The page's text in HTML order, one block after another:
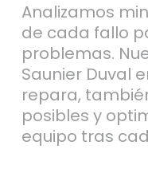
Analizamos
de cada fallo
problemas.
Saunier Duval
repara,
posibles y
equipo tras